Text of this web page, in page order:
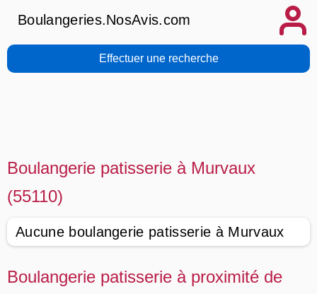
Boulangeries.NosAvis.com
Effectuer une recherche
Boulangerie patisserie à Murvaux
(55110)
Aucune boulangerie patisserie à Murvaux
Boulangerie patisserie à proximité de